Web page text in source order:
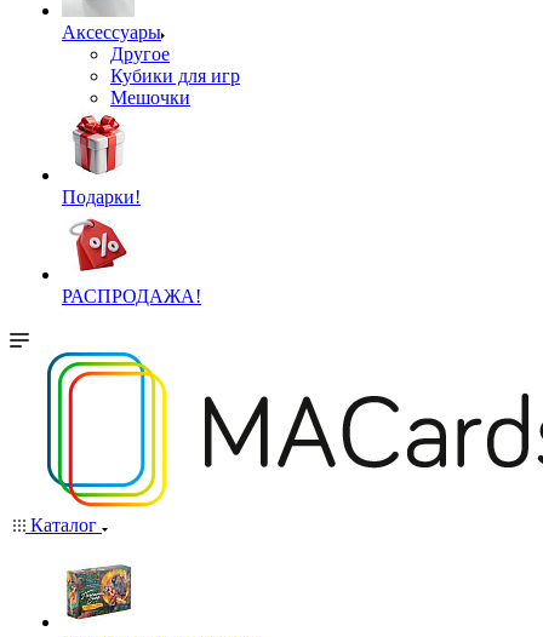
Аксессуары
Другое
Кубики для игр
Мешочки
Подарки!
РАСПРОДАЖА!
Каталог